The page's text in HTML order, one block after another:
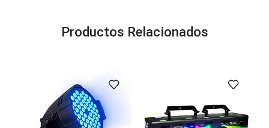
Productos Relacionados